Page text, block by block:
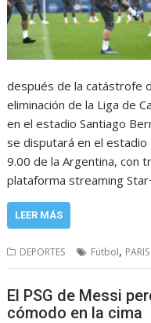
después de la catástrofe
eliminación de la Liga de
en el estadio Santiago
se disputará en el
9.00 de la Argentina, con
plataforma streaming
LEER MÁS
DEPORTES Fútbol,
El PSG de Messi
cómodo en la cima